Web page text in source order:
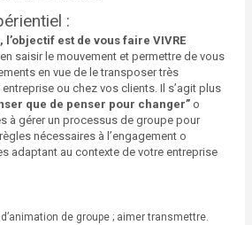
:
l’objectif est de vous faire VIVRE
saisir le mouvement et permettre de vous
en vue de le transposer très
ou chez vos clients. Il s’agit plus
que de penser pour changer” o
à gérer un processus de groupe pour
nécessaires à l’engagement o
adaptant au contexte de votre entreprise
de groupe ; aimer transmettre.